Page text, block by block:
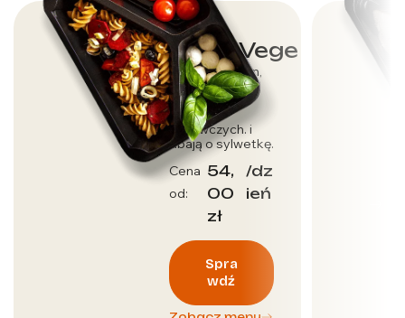
Dieta Vege
Dla wegetarian,
którzy dbają o
dostarczenie
wartości
odżywczych. i
dbają o sylwetkę.
Cena
od:
54,
00
zł
/dz
ień
Spra
wdź